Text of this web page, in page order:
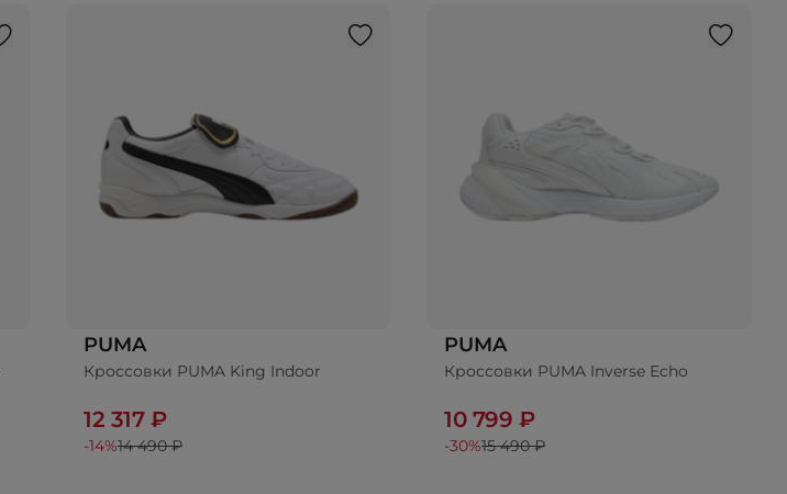
PUMA
Кроссовки PUMA King Indoor
12 317 ₽
-14%14 490 ₽
PUMA
Кроссовки PUMA Inverse Echo
10 799 ₽
-30%15 490 ₽